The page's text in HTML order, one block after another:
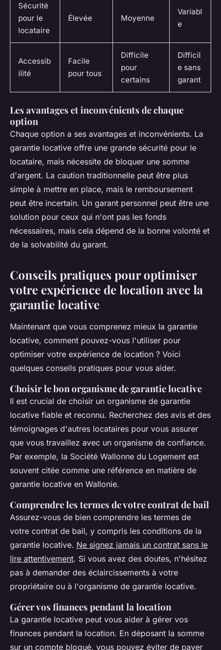
Sécurité
pour le
locataire
Élevée Moyenne
Variabl
e
Accessib
ilité
Facile
pour tous
Difficile
pour
certains
Difficil
e sans
garant
Les avantages et inconvénients de chaque
option
Chaque option a ses avantages et inconvénients. La
garantie locative offre une grande sécurité pour le
locataire, mais nécessite de bloquer une somme
d'argent. La caution traditionnelle peut être plus
simple à mettre en place, mais le remboursement
peut être incertain. Un garant personnel peut être une
solution pour ceux qui n'ont pas les fonds
nécessaires, mais cela dépend de la bonne volonté et
de la solvabilité du garant.
Conseils pratiques pour optimiser
votre expérience de location avec la
garantie locative
Maintenant que vous comprenez mieux la garantie
locative, comment pouvez-vous l'utiliser pour
optimiser votre expérience de location ? Voici
quelques conseils pratiques pour vous aider.
Choisir le bon organisme de garantie locative
Il est crucial de choisir un organisme de garantie
locative fiable et reconnu. Recherchez des avis et des
témoignages d'autres locataires pour vous assurer
que vous travaillez avec un organisme de confiance.
Par exemple, la Société Wallonne du Logement est
souvent citée comme une référence en matière de
garantie locative en Wallonie.
Comprendre les termes de votre contrat de bail
Assurez-vous de bien comprendre les termes de
votre contrat de bail, y compris les conditions de la
garantie locative. Ne signez jamais un contrat sans le
lire attentivement. Si vous avez des doutes, n'hésitez
pas à demander des éclaircissements à votre
propriétaire ou à l'organisme de garantie locative.
Gérer vos finances pendant la location
La garantie locative peut vous aider à gérer vos
finances pendant la location. En déposant la somme
sur un compte bloqué, vous pouvez éviter de payer